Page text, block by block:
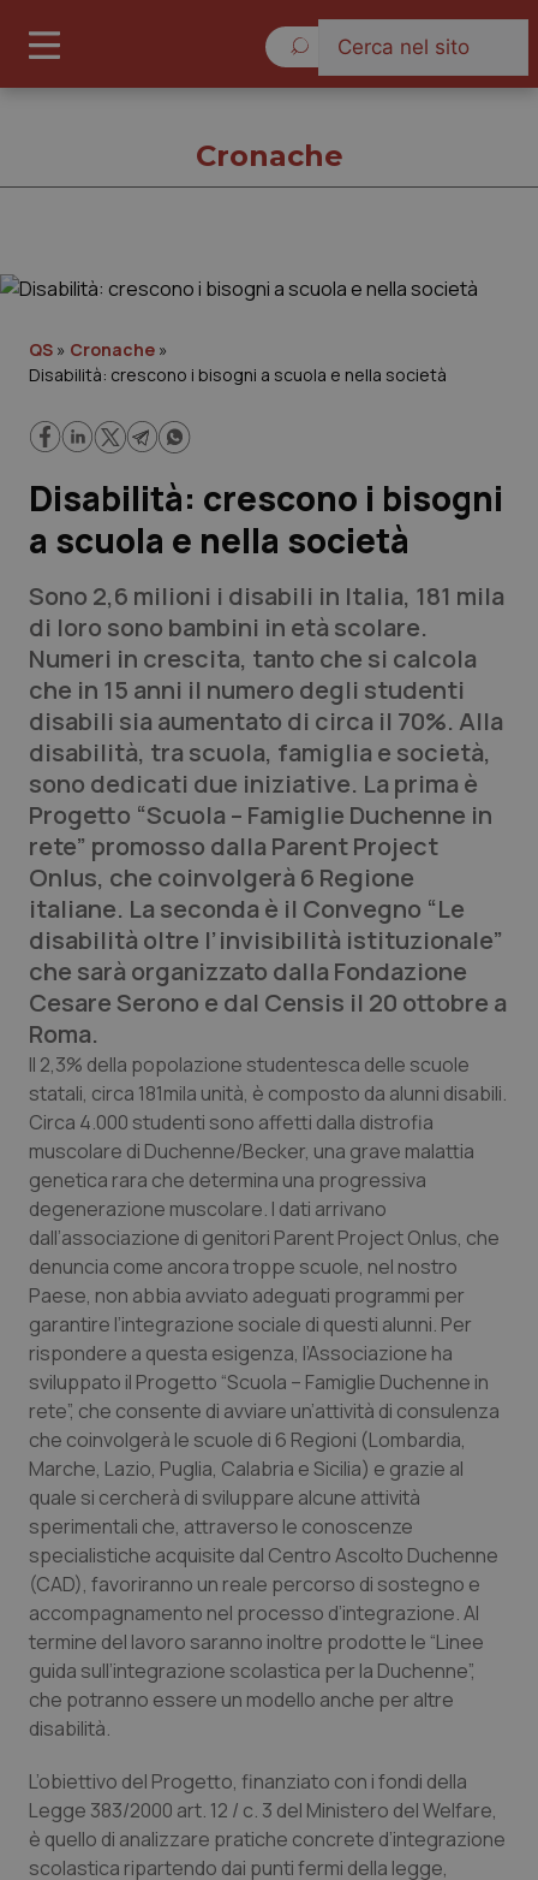
Cronache
Lavoro e Professioni
Scienza e Farmaci
Studi e Analisi
Lettere al direttore
Edizioni Regionali
QS Pro
Professionisti Sanitari.AI
Abruzzo
Basilicata
Calabria
Campania
Emilia-Romagna
Friuli Venezia Giulia
Lazio
Liguria
Lombardia
Marche
Molise
Piemonte
Provincia Autonoma di Bolzano
Provincia Autonoma di Trento
Puglia
QS Pro Gold
Artrite & artrosi
Asma & BPCO
Car-T
Colesterolo & coronaropatie
Dermatite Atopica
Diabete & glucometri
Disturbi dell’umore
Dolore
Donna & Salute
Epatiti
HIV
Infezioni & Febbre
Ipertensione & Scompenso
Malattie rare
QS Club
Cronache
QS » Cronache »
Disabilità: crescono i bisogni a scuola e nella società
Disabilità: crescono i bisogni
a scuola e nella società
Sono 2,6 milioni i disabili in Italia, 181 mila
di loro sono bambini in età scolare.
Numeri in crescita, tanto che si calcola
che in 15 anni il numero degli studenti
disabili sia aumentato di circa il 70%. Alla
disabilità, tra scuola, famiglia e società,
sono dedicati due iniziative. La prima è
Progetto “Scuola – Famiglie Duchenne in
rete” promosso dalla Parent Project
Onlus, che coinvolgerà 6 Regione
italiane. La seconda è il Convegno “Le
disabilità oltre l’invisibilità istituzionale”
che sarà organizzato dalla Fondazione
Cesare Serono e dal Censis il 20 ottobre a
Roma.
Il 2,3% della popolazione studentesca delle scuole
statali, circa 181mila unità, è composto da alunni disabili.
Circa 4.000 studenti sono affetti dalla distrofia
muscolare di Duchenne/Becker, una grave malattia
genetica rara che determina una progressiva
degenerazione muscolare. I dati arrivano
dall’associazione di genitori Parent Project Onlus, che
denuncia come ancora troppe scuole, nel nostro
Paese, non abbia avviato adeguati programmi per
garantire l’integrazione sociale di questi alunni. Per
rispondere a questa esigenza, l’Associazione ha
sviluppato il Progetto “Scuola – Famiglie Duchenne in
rete”, che consente di avviare un’attività di consulenza
che coinvolgerà le scuole di 6 Regioni (Lombardia,
Marche, Lazio, Puglia, Calabria e Sicilia) e grazie al
quale si cercherà di sviluppare alcune attività
sperimentali che, attraverso le conoscenze
specialistiche acquisite dal Centro Ascolto Duchenne
(CAD), favoriranno un reale percorso di sostegno e
accompagnamento nel processo d’integrazione. Al
termine del lavoro saranno inoltre prodotte le “Linee
guida sull’integrazione scolastica per la Duchenne”,
che potranno essere un modello anche per altre
disabilità.
L’obiettivo del Progetto, finanziato con i fondi della
Legge 383/2000 art. 12 / c. 3 del Ministero del Welfare,
è quello di analizzare pratiche concrete d’integrazione
scolastica ripartendo dai punti fermi della legge,